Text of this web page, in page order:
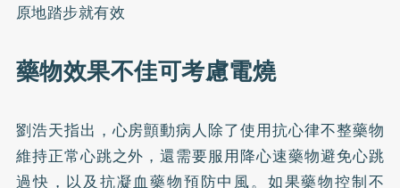
原地踏步就有效
藥物效果不佳可考慮電燒
劉浩天指出，心房顫動病人除了使用抗心律不整藥物
維持正常心跳之外，還需要服用降心速藥物避免心跳
過快，以及抗凝血藥物預防中風。如果藥物控制不